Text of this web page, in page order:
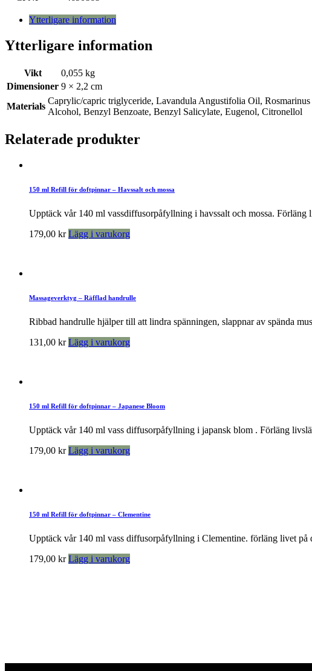
Ytterligare information
Ytterligare information
Vikt
0,055 kg
Dimensioner 9 × 2,2 cm
Materials
Caprylic/capric triglyceride, Lavandula Angustifolia Oil,
Alcohol, Benzyl Benzoate, Benzyl Salicylate, Eugenol, Citronellol
Relaterade produkter
150 ml Refill för doftpinnar – Havssalt och mossa
Upptäck vår 140 ml vassdiffusorpåfyllning i havssalt och mossa.
179,00 kr Lägg i varukorg
Massageverktyg – Räfflad handrulle
Ribbad handrulle hjälper till att lindra spänningen, slappnar av spända
131,00 kr Lägg i varukorg
150 ml Refill för doftpinnar – Japanese Bloom
Upptäck vår 140 ml vass diffusorpåfyllning i japansk blom . Förläng
179,00 kr Lägg i varukorg
150 ml Refill för doftpinnar – Clementine
Upptäck vår 140 ml vass diffusorpåfyllning i Clementine. förläng livet på
179,00 kr Lägg i varukorg